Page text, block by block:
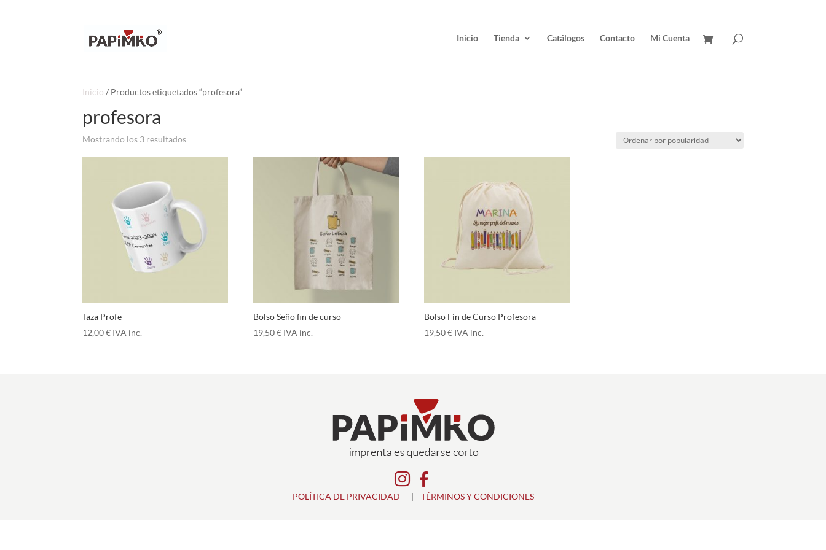
Inicio Tienda Catálogos Contacto Mi Cuenta
Inicio / Productos etiquetados “profesora”
profesora
Mostrando los 3 resultadosOrdenado
Taza Profe
12,00€ IVA inc.
Bolso Seño fin de curso
19,50€ IVA inc.
Bolso Fin de Curso Profesora
19,50€ IVA inc.
 
POLÍTICA DE PRIVACIDAD | TÉRMINOS Y CONDICIONES